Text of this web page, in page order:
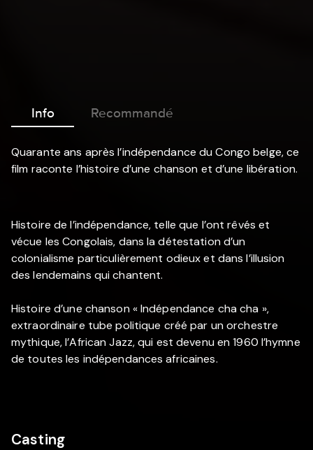
Info Recommandé
Quarante ans après l’indépendance du Congo belge, ce
film raconte l’histoire d’une chanson et d’une libération.
Histoire de l’indépendance, telle que l’ont rêvés et
vécue les Congolais, dans la détestation d’un
colonialisme particulièrement odieux et dans l’illusion
des lendemains qui chantent.
Histoire d’une chanson « Indépendance cha cha »,
extraordinaire tube politique créé par un orchestre
mythique, l’African Jazz, qui est devenu en 1960 l’hymne
de toutes les indépendances africaines.
Casting